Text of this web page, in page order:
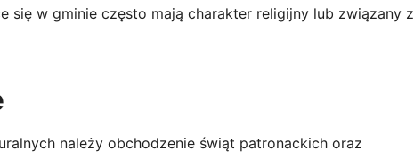
się w gminie często mają charakter religijny lub związany z
należy obchodzenie świąt patronackich oraz